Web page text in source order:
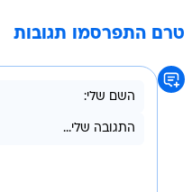
טרם התפרסמו תגובות